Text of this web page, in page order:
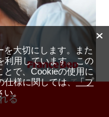
る
大切にします。また
利用しています。この
で、Cookieの使用に
仕様に関しては、「プ
。